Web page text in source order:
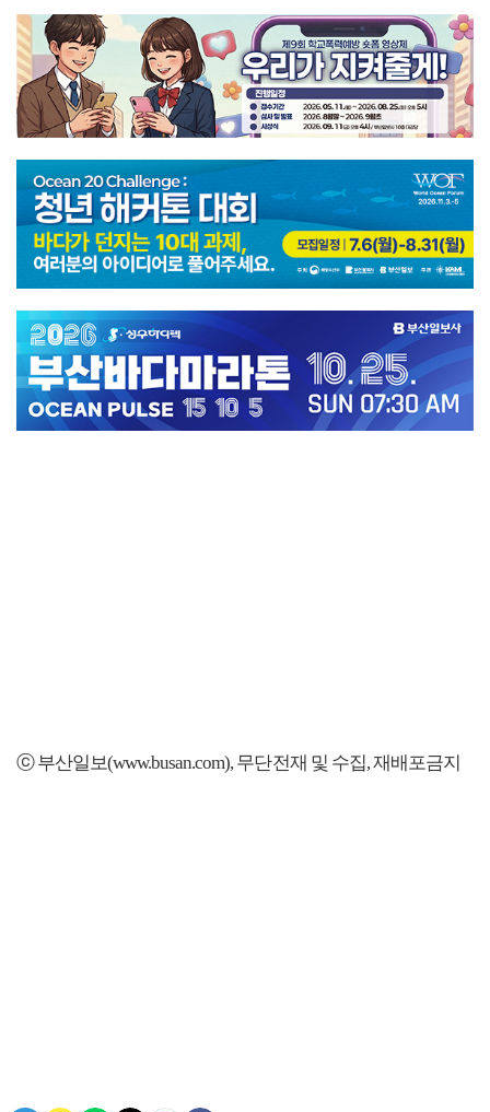
ⓒ 부산일보(www.busan.com), 무단전재 및 수집, 재배포금지